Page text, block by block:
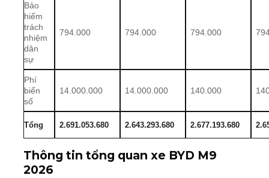
Bảo
hiểm
trách
nhiệm
dân
sự
794.000 794.000 794.000
Phí
biển
số
14.000.000 14.000.000 140.000
Tổng 2.691.053.680 2.643.293.680 2.677.193.680
Thông tin tổng quan xe BYD M9
2026